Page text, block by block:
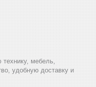
мебель,
удобную доставку и